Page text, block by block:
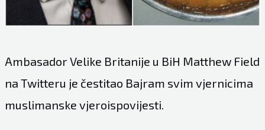
Ambasador Velike Britanije u BiH Matthew Field
na Twitteru je čestitao Bajram svim vjernicima
muslimanske vjeroispovijesti.